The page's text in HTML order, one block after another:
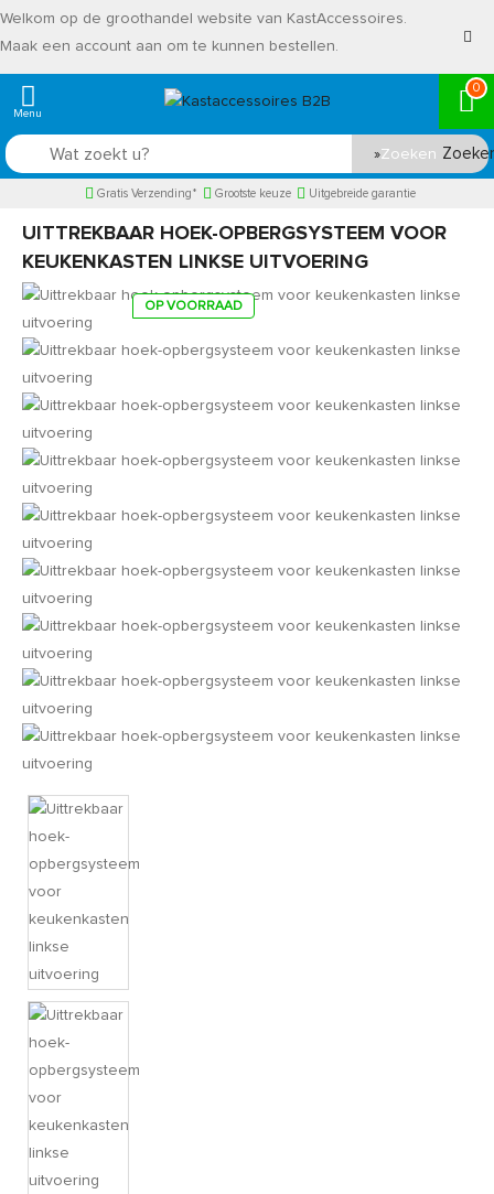
Welkom op de groothandel website van KastAccessoires.
Maak een account aan om te kunnen bestellen.
0
Zoeken
Gratis Verzending* Grootste keuze Uitgebreide garantie
UITTREKBAAR HOEK-OPBERGSYSTEEM VOOR
KEUKENKASTEN LINKSE UITVOERING
OP VOORRAAD